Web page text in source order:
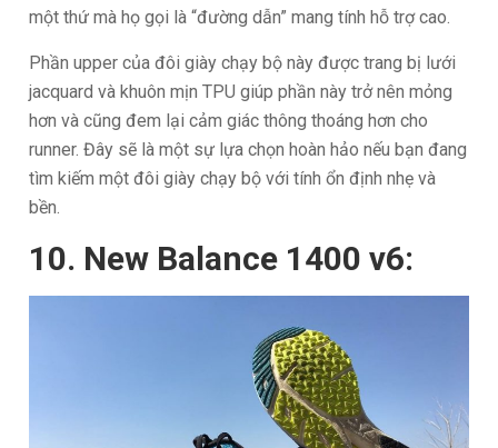
một thứ mà họ gọi là “đường dẫn” mang tính hỗ trợ cao.
Phần upper của đôi giày chạy bộ này được trang bị lưới
jacquard và khuôn mịn TPU giúp phần này trở nên mỏng
hơn và cũng đem lại cảm giác thông thoáng hơn cho
runner. Đây sẽ là một sự lựa chọn hoàn hảo nếu bạn đang
tìm kiếm một đôi giày chạy bộ với tính ổn định nhẹ và
bền.
10. New Balance 1400 v6: